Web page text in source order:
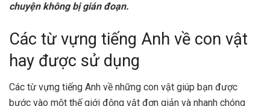
chuyện không bị gián đoạn.
Các từ vựng tiếng Anh về con vật
hay được sử dụng
Các từ vựng tiếng Anh về những con vật giúp bạn được
bước vào một thế giới động vật đơn giản và nhanh chóng